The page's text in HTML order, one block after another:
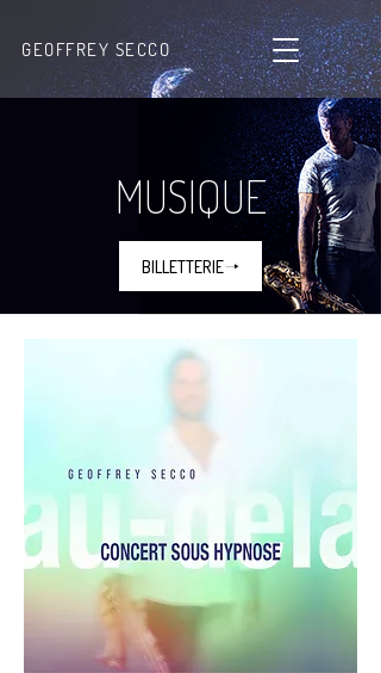
GEOFFREY SECCO
MUSIQUE
BILLETTERIE